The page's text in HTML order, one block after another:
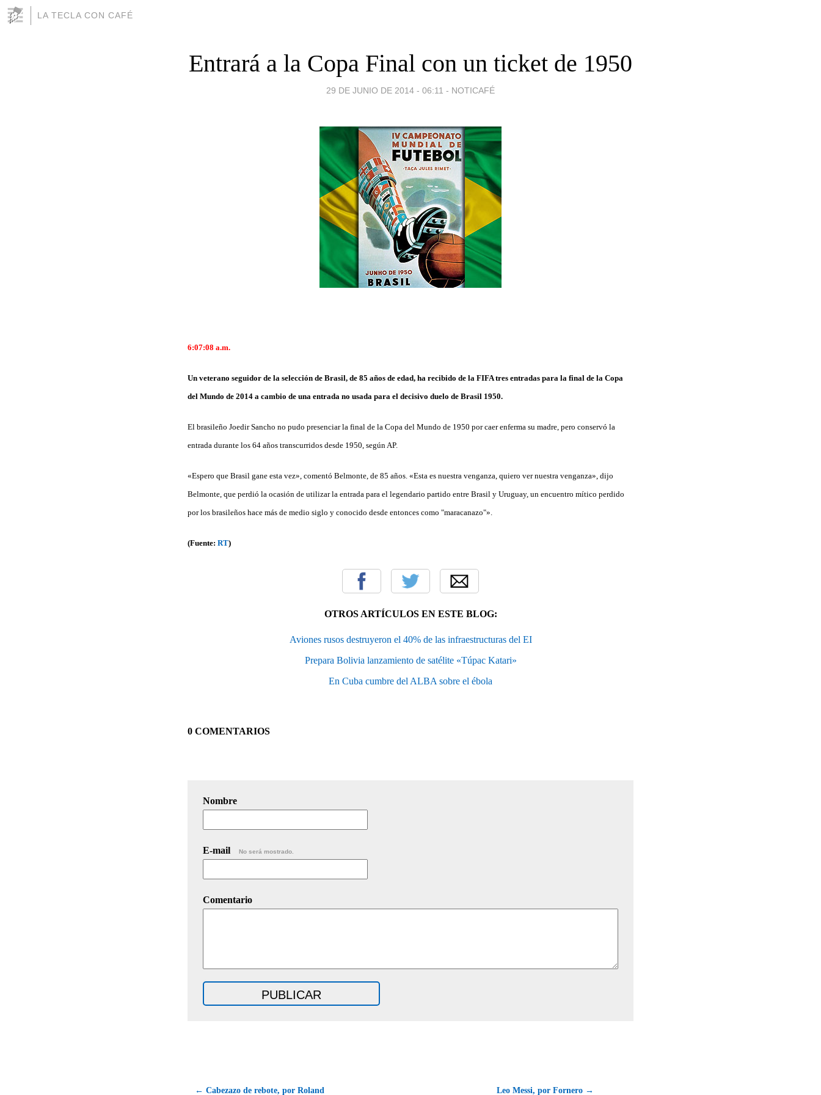
LA TECLA CON CAFÉ
Entrará a la Copa Final con un ticket de 1950
29 DE JUNIO DE 2014 - 06:11 - NOTICAFÉ
6:07:08 a.m.
Un veterano seguidor de la selección de Brasil, de 85 años de edad, ha recibido de la FIFA tres entradas para la final de la Copa
del Mundo de 2014 a cambio de una entrada no usada para el decisivo duelo de Brasil 1950.
El brasileño Joedir Sancho no pudo presenciar la final de la Copa del Mundo de 1950 por caer enferma su madre, pero conservó la
entrada durante los 64 años transcurridos desde 1950, según AP.
«Espero que Brasil gane esta vez», comentó Belmonte, de 85 años. «Esta es nuestra venganza, quiero ver nuestra venganza», dijo
Belmonte, que perdió la ocasión de utilizar la entrada para el legendario partido entre Brasil y Uruguay, un encuentro mítico perdido
por los brasileños hace más de medio siglo y conocido desde entonces como "maracanazo"».
(Fuente: RT)
OTROS ARTÍCULOS EN ESTE BLOG:
Aviones rusos destruyeron el 40% de las infraestructuras del EI
Prepara Bolivia lanzamiento de satélite «Túpac Katari»
En Cuba cumbre del ALBA sobre el ébola
0 COMENTARIOS
Nombre
E-mail No será mostrado.
Comentario
← Cabezazo de rebote, por Roland Leo Messi, por Fornero →